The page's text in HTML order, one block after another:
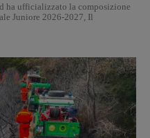
ha ufficializzato la composizione
Juniore 2026-2027, Il